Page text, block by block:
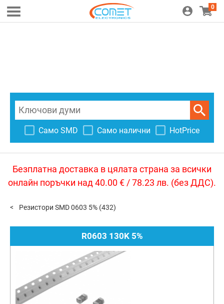
0
Само SMD Само налични HotPrice
Безплатна доставка в цялата страна за всички
онлайн поръчки над 40.00 € / 78.23 лв. (без ДДС).
Резистори SMD 0603 5% (432)
R0603 130K 5%